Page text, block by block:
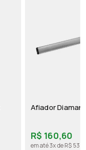
Afiador
R$ 160,60
em até 3x de R$